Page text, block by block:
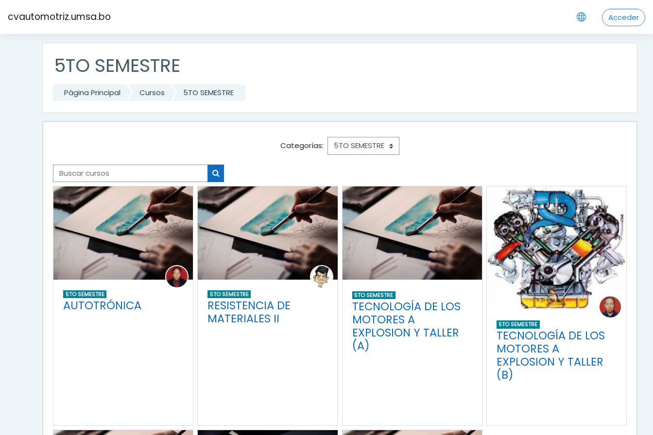
cvautomotriz.umsa.bo Acceder
5TO SEMESTRE
Página Principal Cursos 5TO SEMESTRE
Categorías:
Buscar cursos
Buscar cursos
5TO SEMESTRE
AUTOTRÓNICA
5TO SEMESTRE
RESISTENCIA DE
MATERIALES II
5TO SEMESTRE
TECNOLOGÍA DE LOS
MOTORES A
EXPLOSION Y TALLER
(A)
5TO SEMESTRE
TECNOLOGÍA DE LOS
MOTORES A
EXPLOSION Y TALLER
(B)